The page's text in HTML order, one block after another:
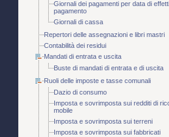
Giornali dei pagamenti per data di
pagamento
Giornali di cassa
Repertori delle assegnazioni e libri mastri
Contabilità dei residui
Mandati di entrata e uscita
Buste di mandati di entrata e di uscita
Ruoli delle imposte e tasse comunali
Dazio di consumo
Imposta e sovrimposta sui redditi di
mobile
Imposta e sovrimposta sui terreni
Imposta e sovrimposta sui fabbricati